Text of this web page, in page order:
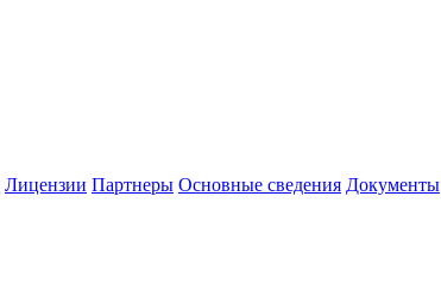
Лицензии Партнеры Основные сведения Документы